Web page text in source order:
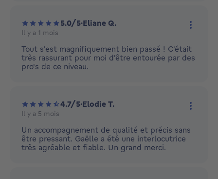
5.0/5·Eliane Q.
Il y a 1 mois
Tout s'est magnifiquement bien passé ! C'était
très rassurant pour moi d'être entourée par des
pro's de ce niveau.
4.7/5·Elodie T.
Il y a 5 mois
Un accompagnement de qualité et précis sans
être pressant. Gaëlle a été une interlocutrice
très agréable et fiable. Un grand merci.